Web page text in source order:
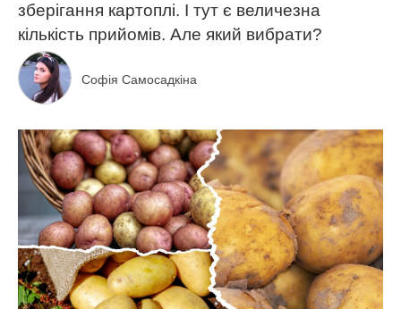
зберігання картоплі. І тут є величезна
кількість прийомів. Але який вибрати?
Софія Самосадкіна